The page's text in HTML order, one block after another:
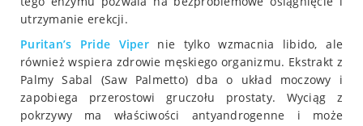
utrzymanie erekcji.
Puritan’s Pride Viper nie tylko wzmacnia libido, ale
również wspiera zdrowie męskiego organizmu. Ekstrakt z
Palmy Sabal (Saw Palmetto) dba o układ moczowy i
zapobiega przerostowi gruczołu prostaty. Wyciąg z
pokrzywy ma właściwości antyandrogenne i może